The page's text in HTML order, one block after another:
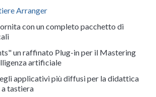
Arranger
con un completo pacchetto di
un raffinato Plug-in per il Mastering
artificiale
applicativi più diffusi per la didattica
tastiera